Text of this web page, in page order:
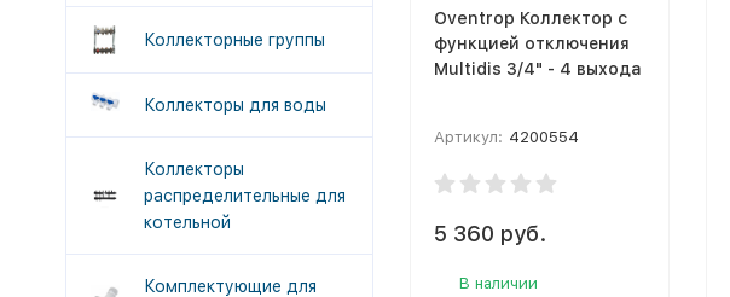
Oventrop Коллектор с
функцией отключения
Multidis 3/4" - 4 выхода
Артикул: 4200554
5 360 руб.
В наличии
Коллекторные группы
Коллекторы для воды
Коллекторы
распределительные для
котельной
Комплектующие для